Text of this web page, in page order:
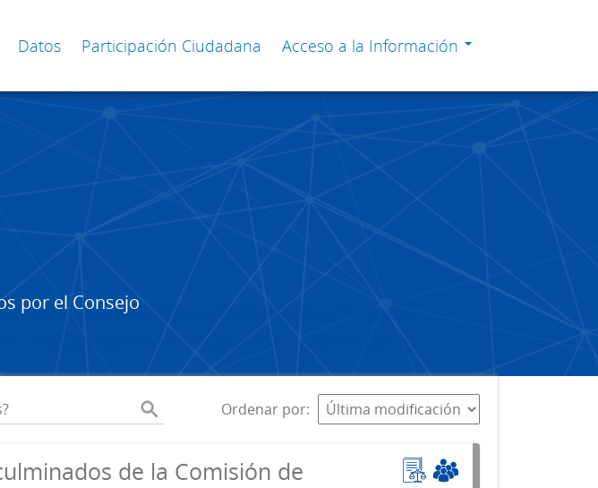
Datos Participación Ciudadana Acceso a la Información
por el Consejo
Ordenar por
de la Comisión de